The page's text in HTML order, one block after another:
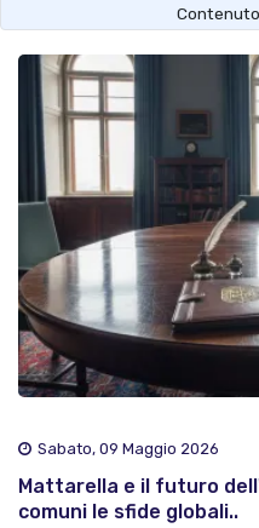
Sabato, 09 Maggio 2026
Mattarella e il futuro
comuni le sfide globali..